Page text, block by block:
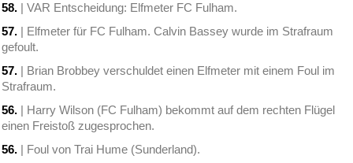
58. | VAR Entscheidung: Elfmeter FC Fulham.
57. | Elfmeter für FC Fulham. Calvin Bassey wurde im Strafraum
gefoult.
57. | Brian Brobbey verschuldet einen Elfmeter mit einem Foul im
Strafraum.
56. | Harry Wilson (FC Fulham) bekommt auf dem rechten Flügel
einen Freistoß zugesprochen.
56. | Foul von Trai Hume (Sunderland).